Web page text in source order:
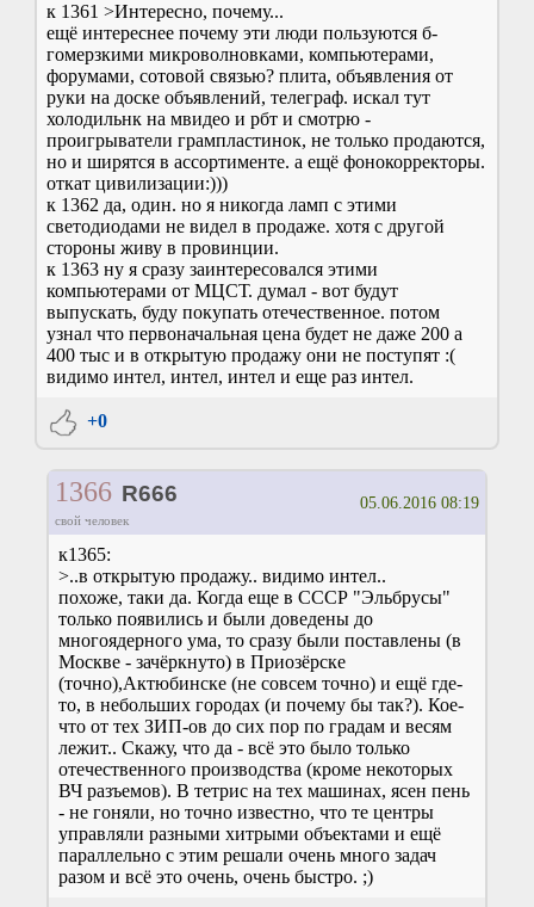
к 1361 >Интересно, почему...
ещё интереснее почему эти люди пользуются б-
гомерзкими микроволновками, компьютерами,
форумами, сотовой связью? плита, объявления от
руки на доске объявлений, телеграф. искал тут
холодильнк на мвидео и рбт и смотрю -
проигрыватели грампластинок, не только продаются,
но и ширятся в ассортименте. а ещё фонокорректоры.
откат цивилизации:)))
к 1362 да, один. но я никогда ламп с этими
светодиодами не видел в продаже. хотя с другой
стороны живу в провинции.
к 1363 ну я сразу заинтересовался этими
компьютерами от МЦСТ. думал - вот будут
выпускать, буду покупать отечественное. потом
узнал что первоначальная цена будет не даже 200 а
400 тыс и в открытую продажу они не поступят :(
видимо интел, интел, интел и еще раз интел.
+0
1366 R666
свой человек
05.06.2016 08:19
к1365:
>..в открытую продажу.. видимо интел..
похоже, таки да. Когда еще в СССР "Эльбрусы"
только появились и были доведены до
многоядерного ума, то сразу были поставлены (в
Москве - зачёркнуто) в Приозёрске
(точно),Актюбинске (не совсем точно) и ещё где-
то, в небольших городах (и почему бы так?). Кое-
что от тех ЗИП-ов до сих пор по градам и весям
лежит.. Скажу, что да - всё это было только
отечественного производства (кроме некоторых
ВЧ разъемов). В тетрис на тех машинах, ясен пень
- не гоняли, но точно известно, что те центры
управляли разными хитрыми объектами и ещё
параллельно с этим решали очень много задач
разом и всё это очень, очень быстро. ;)